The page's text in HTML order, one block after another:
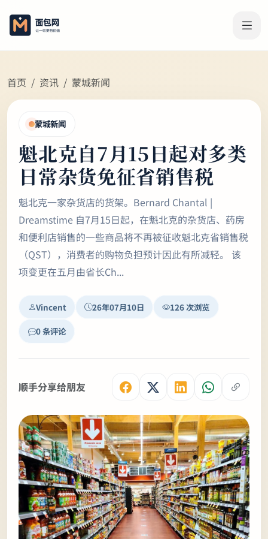
首页 资讯 蒙城新闻
蒙城新闻
魁北克自7月15日起对多类
日常杂货免征省销售税
魁北克一家杂货店的货架。Bernard Chantal |
Dreamstime 自7月15日起，在魁北克的杂货店、药房
和便利店销售的一些商品将不再被征收魁北克省销售税
（QST），消费者的购物负担预计因此有所减轻。 该
项变更在五月由省长Ch...
Vincent 26年07月10日 126 次浏览
0 条评论
顺手分享给朋友